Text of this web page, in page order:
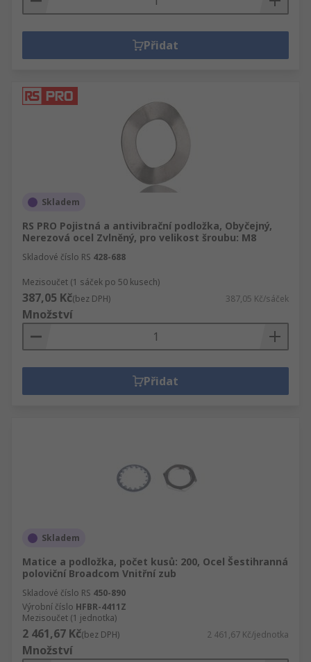
Přidat
Skladem
RS PRO Pojistná a antivibrační podložka, Obyčejný,
Nerezová ocel Zvlněný, pro velikost šroubu: M8
Skladové číslo RS 428-688
Mezisoučet (1 sáček po 50 kusech)
387,05 Kč(bez DPH) 387,05 Kč/sáček
Množství
Přidat
Skladem
Matice a podložka, počet kusů: 200, Ocel Šestihranná
poloviční Broadcom Vnitřní zub
Skladové číslo RS 450-890
Výrobní číslo HFBR-4411Z
Mezisoučet (1 jednotka)
2 461,67 Kč(bez DPH) 2 461,67 Kč/jednotka
Množství